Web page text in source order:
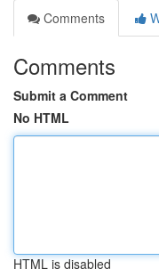
Comments
Comments
Submit a Comment
No HTML
HTML is disabled